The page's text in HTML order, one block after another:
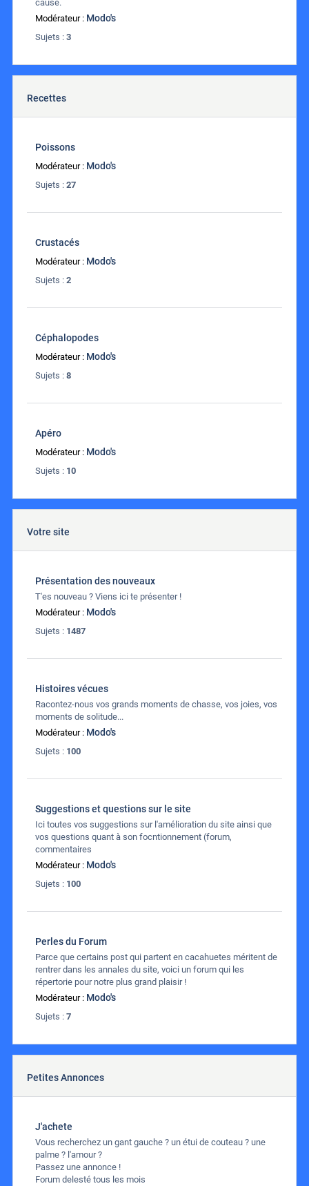
cause.
Modérateur : Modo's
Sujets : 3
Recettes
Poissons
Modérateur : Modo's
Sujets : 27
Crustacés
Modérateur : Modo's
Sujets : 2
Céphalopodes
Modérateur : Modo's
Sujets : 8
Apéro
Modérateur : Modo's
Sujets : 10
Votre site
Présentation des nouveaux
T'es nouveau ? Viens ici te présenter !
Modérateur : Modo's
Sujets : 1487
Histoires vécues
Racontez-nous vos grands moments de chasse, vos joies, vos
moments de solitude...
Modérateur : Modo's
Sujets : 100
Suggestions et questions sur le site
Ici toutes vos suggestions sur l'amélioration du site ainsi que
vos questions quant à son focntionnement (forum,
commentaires
Modérateur : Modo's
Sujets : 100
Perles du Forum
Parce que certains post qui partent en cacahuetes méritent de
rentrer dans les annales du site, voici un forum qui les
répertorie pour notre plus grand plaisir !
Modérateur : Modo's
Sujets : 7
Petites Annonces
J'achete
Vous recherchez un gant gauche ? un étui de couteau ? une
palme ? l'amour ?
Passez une annonce !
Forum delesté tous les mois